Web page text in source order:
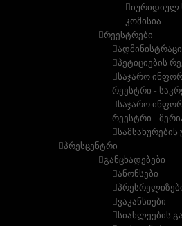
იურიდიულ
კომისია
რეესტრები
პეტიციების
საჯარო
რეესტრი -
საჯარო
რეესტრი -
პრესცენტრი
განცხადებები
ანონსები
ვაკანსიები
სიახლეების